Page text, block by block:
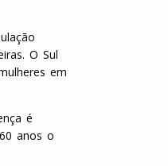
O Sul
em
é
anos o